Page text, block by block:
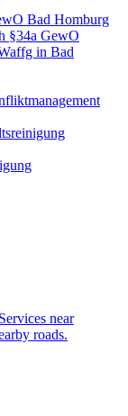
Bad Homburg
§34a GewO
in Bad